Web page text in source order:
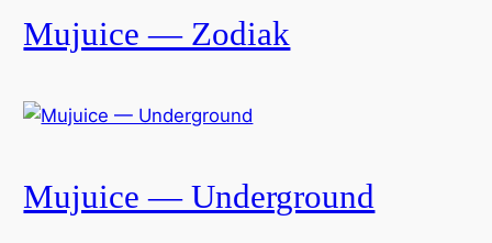
Mujuice — Zodiak
Mujuice — Underground